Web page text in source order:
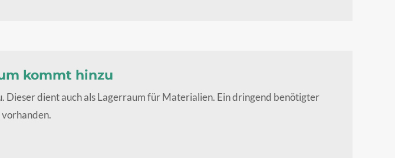
kommt hinzu
Dieser dient auch als Lagerraum für Materialien. Ein dringend benötigter
vorhanden.